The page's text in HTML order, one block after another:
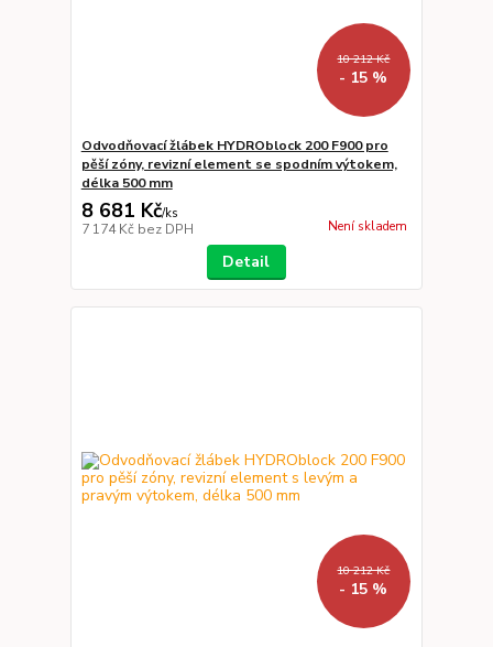
10 212 Kč
- 15 %
Odvodňovací žlábek HYDROblock 200 F900 pro
pěší zóny, revizní element se spodním výtokem,
délka 500 mm
8 681 Kč/ks
7 174 Kč bez DPH Není skladem
Detail
10 212 Kč
- 15 %